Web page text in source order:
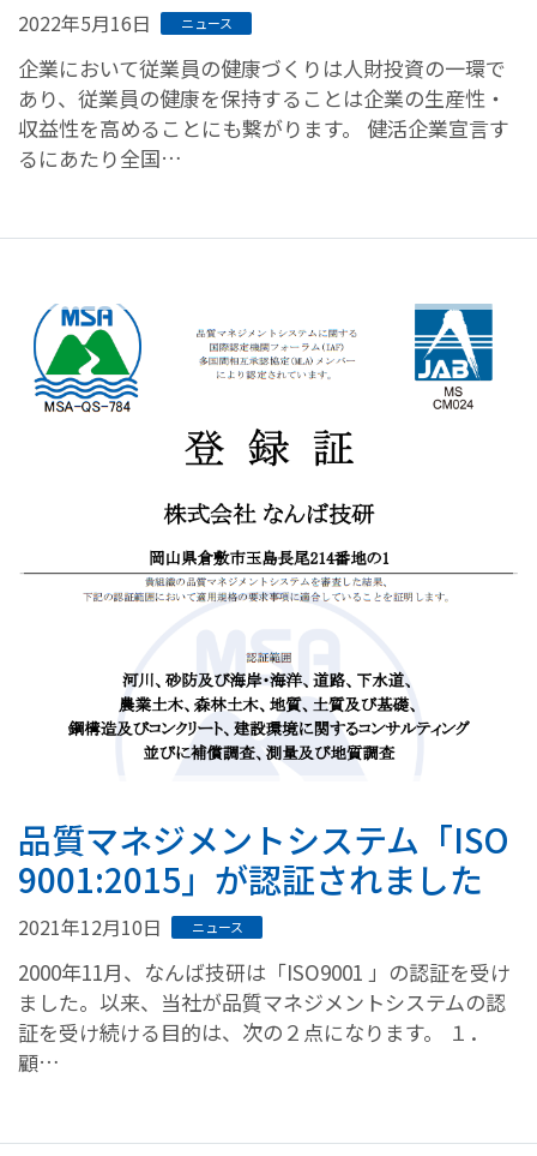
2022年5月16日 ニュース
企業において従業員の健康づくりは人財投資の一環で
あり、従業員の健康を保持することは企業の生産性・
収益性を高めることにも繋がります。 健活企業宣言す
るにあたり全国…
品質マネジメントシステム「ISO
9001:2015」が認証されました
2021年12月10日 ニュース
2000年11月、なんば技研は「ISO9001 」の認証を受け
ました。以来、当社が品質マネジメントシステムの認
証を受け続ける目的は、次の２点になります。 １．
顧…